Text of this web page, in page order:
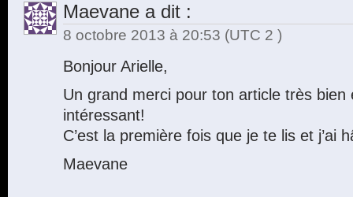
Maevane a dit :
8 octobre 2013 à 20:53 (UTC 2 )
Bonjour Arielle,
Un grand merci pour ton article très bien
intéressant!
C’est la première fois que je te lis et j’ai
Maevane